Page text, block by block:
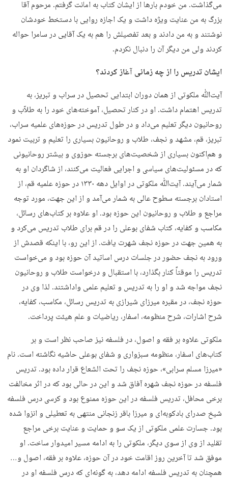
می‌گذاشت. من خودم بارها از ایشان کتاب به امانت گرفتم. مرحوم آقا
بزرگ به من عنایت ویژه داشت و یک اجازه روایی با دستخط خودشان
نوشتند و به من دادند و بعد تفصیلش را هم به یک آقایی در سامرا حواله
کردند ولی من دیگر آن را دنبال نکردم.
ایشان تدریس را از چه زمانی آغاز کردند؟
آیت‌ﷲ ملکوتی از همان دوران ابتدایی تحصیل در سراب و تبریز، به
تدریس اهتمام داشت. او در کنار تحصیل، آموخته‌های خود را به طلاّب و
روحانیون دیگر تعلیم می‌داد و در طول تدریس در حوزه‌های علمیه سراب،
تبریز، قم، مشهد و نجف، طلاب و روحانیون بسیاری را تعلیم و تربیت نمود
و هم‌اکنون بسیاری از شخصیت‌های برجسته حوزوی و بیشتر روحانیونی
که در مسئولیت‌های سیاسی و اجرایی فعالیت می‌کنند، از شاگردان او به
شمار می‌آیند. آیت‌ﷲ ملکوتی در اوایل دهه ۱۳۳۰ در حوزه علمیه قم، از
استادان برجسته سطوح عالی به شمار می‌آمد و از این جهت، مورد توجه
مراجع و طلاب و روحانیون این حوزه بود. او علاوه بر کتاب‌های رسائل،
مکاسب و کفایه، کتاب شفای بوعلی را در قم برای طلاب تدریس می‌کرد و
به همین جهت در حوزه نجف شهرت یافت. از این رو، با اینکه قصدش از
ورود به نجف حضور در جلسات درس اساتید آن حوزه بود و می‌خواست
تدریس را موقتاً کنار بگذارد، با استقبال و درخواست طلاب و روحانیون
نجف مواجه شد و او را به تدریس و تعلیم علمی واداشتند. لذا وی در
حوزه نجف، در مقبره میرزای شیرازی به تدریس رسائل، مکاسب، کفایه،
شرح اشارات، شرح منظومه، اسفار، ریاضیات و علم هیئت پرداخت.
ملکوتی علاوه بر فقه و اصول، در فلسفه نیز صاحب نظر است و بر
کتاب‌های اسفار، منظومه سبزواری و شفای بوعلی حاشیه نگاشته ‌است. نام
«میرزا مسلم سرابی»، حوزه نجف را تحت الشعاع قرار داده بود. تدریس
فلسفه در حوزه نجف شهره آفاق شد و این در حالی بود که در اثر مخالفت
برخی محافل، تدریس فلسفه در این حوزه ممنوع بود و کرسی درس فلسفه
شیخ صدرای بادکوبه‌ای و میرزا باقر زنجانی منتهی به تعطیلی و انزوا شده
بود. جسارت علمی ملکوتی از یک سو و حمایت و عنایت برخی مراجع
تقلید از وی از سوی دیگر، ملکوتی را به ادامه مسیر امیدوار ساخت. او
موفق شد تا آخرین روز اقامت خود در آن حوزه، علاوه بر فقه، اصول و…
همچنان به تدریس فلسفه ادامه دهد، به گونه‌ای که درس فلسفه او در